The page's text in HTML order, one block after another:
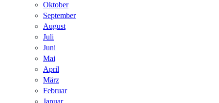
Oktober
September
August
Juli
Juni
Mai
April
März
Februar